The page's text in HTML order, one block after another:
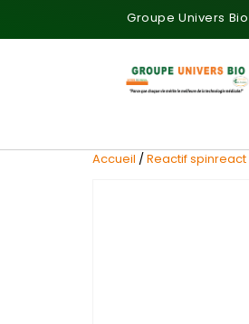
Groupe Univers Bio
Accueil /Reactif spinreact